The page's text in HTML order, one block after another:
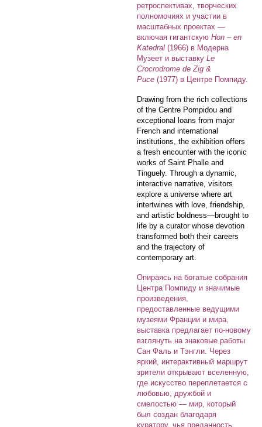
ретроспективах, творческих
полномочиях и участии в
масштабных проектах —
включая гигантскую Hon – en
Katedral (1966) в Модерна
Музеет и выставку Le
Crocrodrome de Zig &
Puce (1977) в Центре Помпиду.
Drawing from the rich collections
of the Centre Pompidou and
exceptional loans from major
French and international
institutions, the exhibition offers
a fresh encounter with the iconic
works of Saint Phalle and
Tinguely. Through a dynamic,
interactive narrative, visitors
explore a universe where art
intertwines with love, friendship,
and artistic boldness—brought to
life by a curator whose devotion
transformed both their careers
and the trajectory of
contemporary art.
Опираясь на богатые собрания
Центра Помпиду и значимые
произведения,
предоставленные ведущими
музеями Франции и мира,
выставка предлагает по-новому
взглянуть на знаковые работы
Сан Фаль и Тэнгли. Через
яркий, интерактивный маршрут
зрители открывают вселенную,
где искусство переплетается с
любовью, дружбой и
смелостью — мир, который
был создан благодаря
куратору, чья преданность